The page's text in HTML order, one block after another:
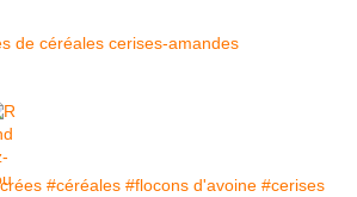
#céréales #flocons d'avoine #cerises